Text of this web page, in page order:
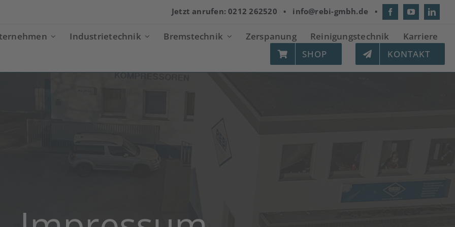
Jetzt anrufen:0212 262520 ▪ info@rebi-gmbh.de ▪
Industrietechnik Bremstechnik Zerspanung Reinigungstechnik
Karriere
SHOP
KONTAKT